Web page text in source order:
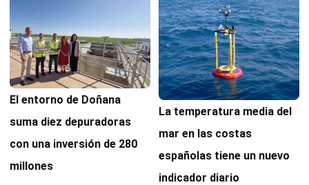
El entorno de Doñana
suma diez depuradoras
con una inversión de 280
millones
La temperatura media del
mar en las costas
españolas tiene un nuevo
indicador diario